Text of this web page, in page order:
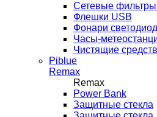
Сетевые фильтры
Флешки USB
Фонари
Часы-
Чистящие
Piblue
Remax
Remax
Power Bank
Защитные стекла